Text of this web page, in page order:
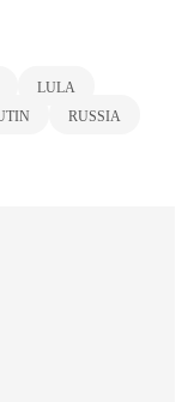
LULA
RUSSIA